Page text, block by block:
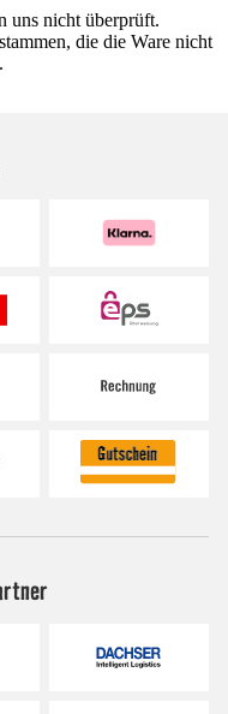
uns nicht überprüft.
die die Ware nicht